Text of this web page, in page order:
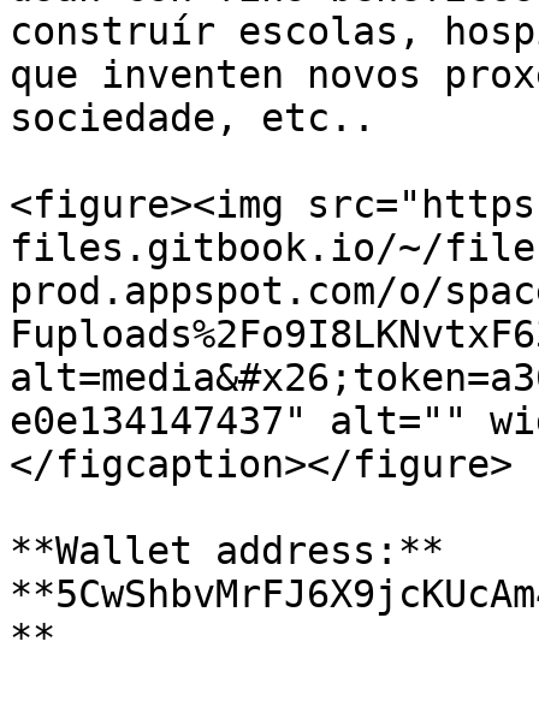
construír escolas,
que inventen novos
sociedade, etc..
<figure><img
files.gitbook.io/~/
prod.appspot.com/o/
e0e134147437" alt=""
</figcaption></figure>
**Wallet address:**
**